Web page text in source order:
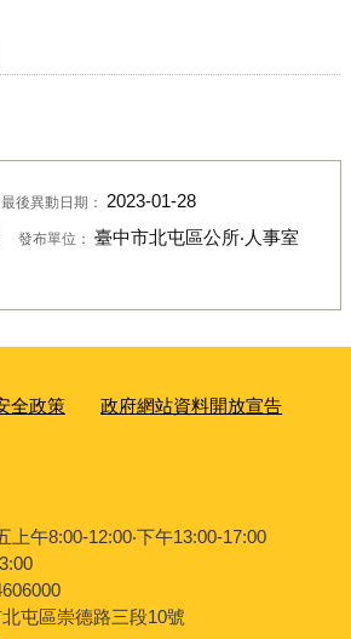
最後異動日期： 2023-01-28
發布單位： 臺中市北屯區公所‧人事室
全政策 政府網站資料開放宣告
上午8:00-12:00‧下午13:00-17:00
屯區崇德路三段10號